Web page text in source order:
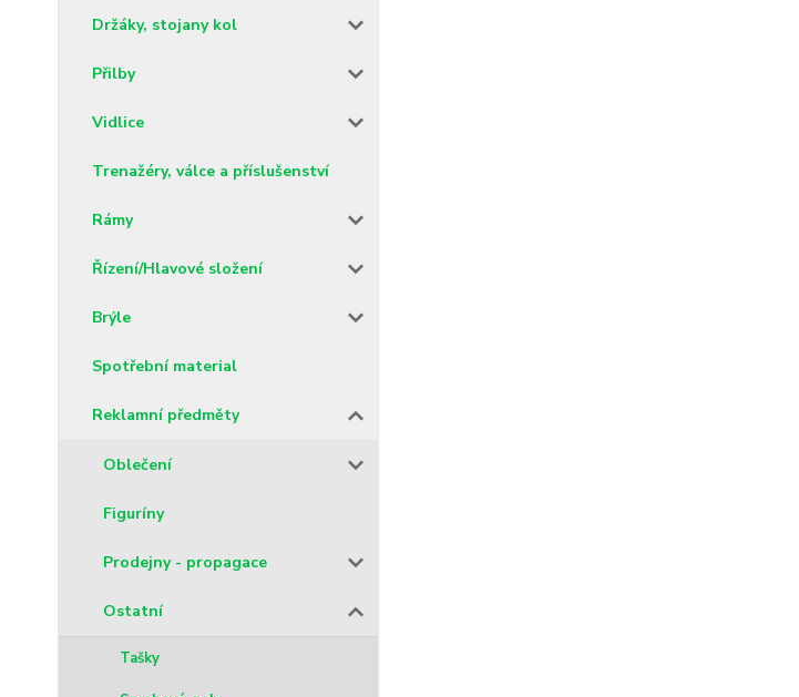
Držáky, stojany kol
Přilby
Vidlice
Trenažéry, válce a příslušenství
Rámy
Řízení/Hlavové složení
Brýle
Spotřební material
Reklamní předměty
Oblečení
Figuríny
Prodejny - propagace
Ostatní
Tašky